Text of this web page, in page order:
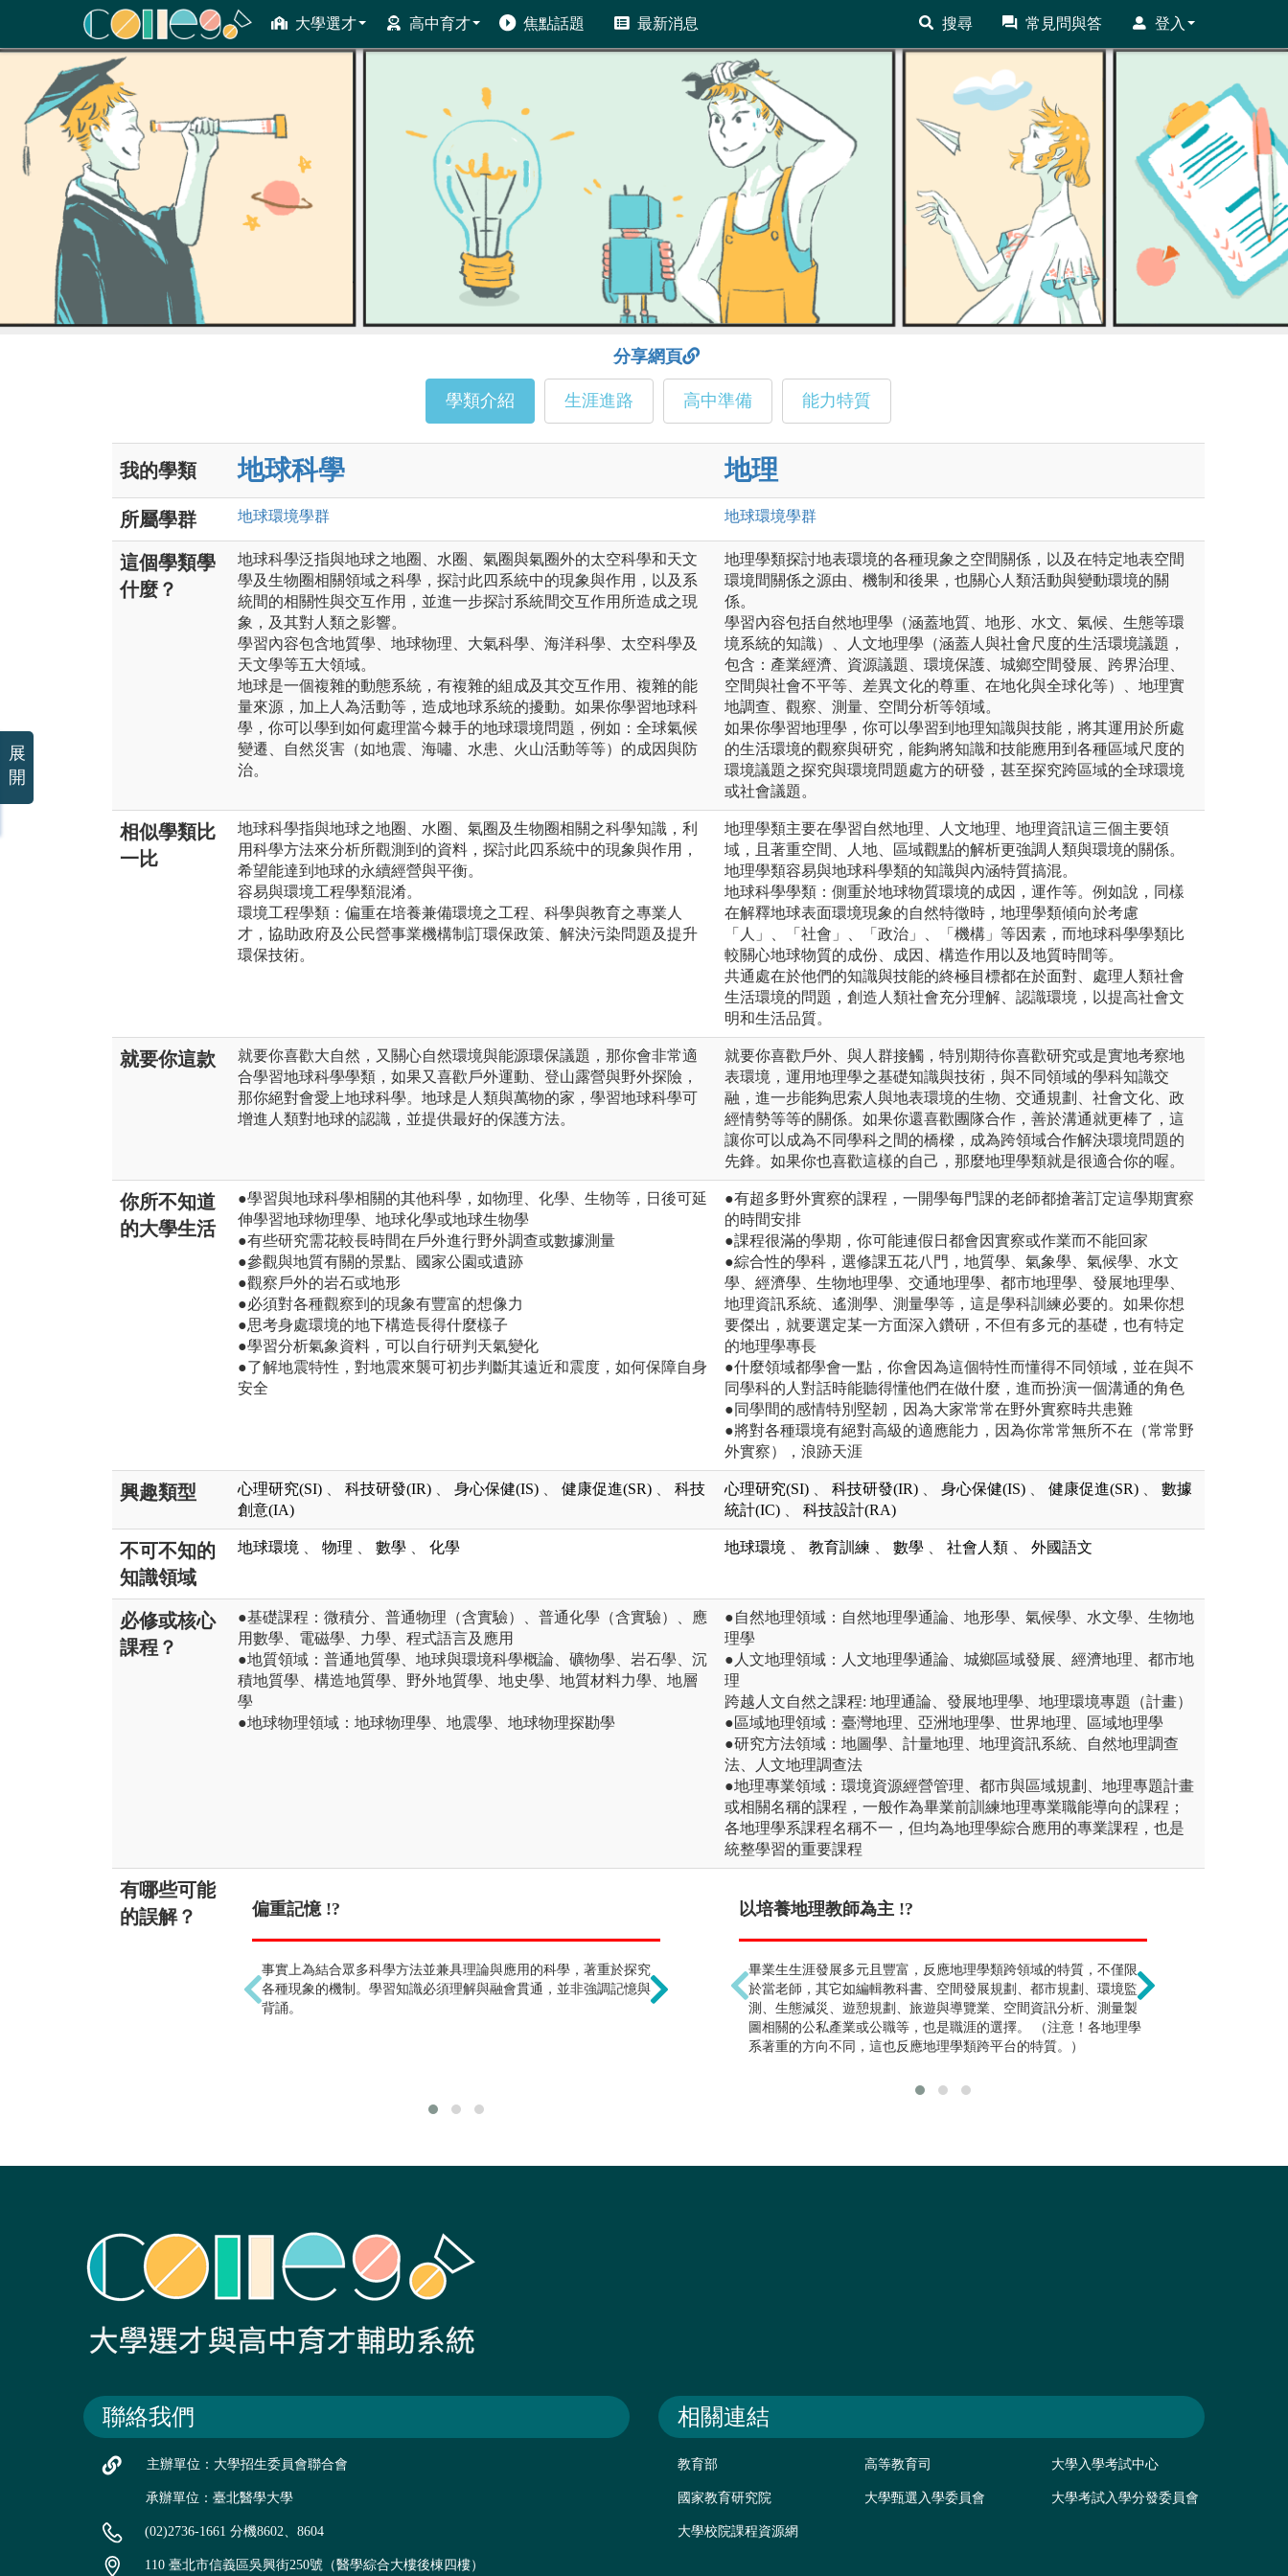
大學選才 高中育才 焦點話題 最新消息 搜尋 常見問與答 登入
ColleGo! 大學選才與高中育才輔助系統
分享網頁
學類介紹 生涯進路 高中準備 能力特質
我的學類 地球科學 地理
所屬學群 地球環境學群 地球環境學群
這個學類學
什麼？
地球科學泛指與地球之地圈、水圈、氣圈與氣圈外的太空科學和天文
學及生物圈相關領域之科學，探討此四系統中的現象與作用，以及系
統間的相關性與交互作用，並進一步探討系統間交互作用所造成之現
象，及其對人類之影響。
學習內容包含地質學、地球物理、大氣科學、海洋科學、太空科學及
天文學等五大領域。
地球是一個複雜的動態系統，有複雜的組成及其交互作用、複雜的能
量來源，加上人為活動等，造成地球系統的擾動。如果你學習地球科
學，你可以學到如何處理當今棘手的地球環境問題，例如：全球氣候
變遷、自然災害（如地震、海嘯、水患、火山活動等等）的成因與防
治。
地理學類探討地表環境的各種現象之空間關係，以及在特定地表空間
環境間關係之源由、機制和後果，也關心人類活動與變動環境的關
係。
學習內容包括自然地理學（涵蓋地質、地形、水文、氣候、生態等環
境系統的知識）、人文地理學（涵蓋人與社會尺度的生活環境議題，
包含：產業經濟、資源議題、環境保護、城鄉空間發展、跨界治理、
空間與社會不平等、差異文化的尊重、在地化與全球化等）、地理實
地調查、觀察、測量、空間分析等領域。
如果你學習地理學，你可以學習到地理知識與技能，將其運用於所處
的生活環境的觀察與研究，能夠將知識和技能應用到各種區域尺度的
環境議題之探究與環境問題處方的研發，甚至探究跨區域的全球環境
或社會議題。
相似學類比
一比
地球科學指與地球之地圈、水圈、氣圈及生物圈相關之科學知識，利
用科學方法來分析所觀測到的資料，探討此四系統中的現象與作用，
希望能達到地球的永續經營與平衡。
容易與環境工程學類混淆。
環境工程學類：偏重在培養兼備環境之工程、科學與教育之專業人
才，協助政府及公民營事業機構制訂環保政策、解決污染問題及提升
環保技術。
地理學類主要在學習自然地理、人文地理、地理資訊這三個主要領
域，且著重空間、人地、區域觀點的解析更強調人類與環境的關係。
地理學類容易與地球科學類的知識與內涵特質搞混。
地球科學學類：側重於地球物質環境的成因，運作等。例如說，同樣
在解釋地球表面環境現象的自然特徵時，地理學類傾向於考慮
「人」、「社會」、「政治」、「機構」等因素，而地球科學學類比
較關心地球物質的成份、成因、構造作用以及地質時間等。
共通處在於他們的知識與技能的終極目標都在於面對、處理人類社會
生活環境的問題，創造人類社會充分理解、認識環境，以提高社會文
明和生活品質。
就要你這款
就要你喜歡大自然，又關心自然環境與能源環保議題，那你會非常適
合學習地球科學學類，如果又喜歡戶外運動、登山露營與野外探險，
那你絕對會愛上地球科學。地球是人類與萬物的家，學習地球科學可
增進人類對地球的認識，並提供最好的保護方法。
就要你喜歡戶外、與人群接觸，特別期待你喜歡研究或是實地考察地
表環境，運用地理學之基礎知識與技術，與不同領域的學科知識交
融，進一步能夠思索人與地表環境的生物、交通規劃、社會文化、政
經情勢等等的關係。如果你還喜歡團隊合作，善於溝通就更棒了，這
讓你可以成為不同學科之間的橋樑，成為跨領域合作解決環境問題的
先鋒。如果你也喜歡這樣的自己，那麼地理學類就是很適合你的喔。
你所不知道
的大學生活
●學習與地球科學相關的其他科學，如物理、化學、生物等，日後可延
伸學習地球物理學、地球化學或地球生物學
●有些研究需花較長時間在戶外進行野外調查或數據測量
●參觀與地質有關的景點、國家公園或遺跡
●觀察戶外的岩石或地形
●必須對各種觀察到的現象有豐富的想像力
●思考身處環境的地下構造長得什麼樣子
●學習分析氣象資料，可以自行研判天氣變化
●了解地震特性，對地震來襲可初步判斷其遠近和震度，如何保障自身
安全
●有超多野外實察的課程，一開學每門課的老師都搶著訂定這學期實察
的時間安排
●課程很滿的學期，你可能連假日都會因實察或作業而不能回家
●綜合性的學科，選修課五花八門，地質學、氣象學、氣候學、水文
學、經濟學、生物地理學、交通地理學、都市地理學、發展地理學、
地理資訊系統、遙測學、測量學等，這是學科訓練必要的。如果你想
要傑出，就要選定某一方面深入鑽研，不但有多元的基礎，也有特定
的地理學專長
●什麼領域都學會一點，你會因為這個特性而懂得不同領域，並在與不
同學科的人對話時能聽得懂他們在做什麼，進而扮演一個溝通的角色
●同學間的感情特別堅韌，因為大家常常在野外實察時共患難
●將對各種環境有絕對高級的適應能力，因為你常常無所不在（常常野
外實察），浪跡天涯
興趣類型 心理研究(SI) 科技研發(IR) 身心保健(IS) 健康促進(SR)
科技
創意(IA)
心理研究(SI) 科技研發(IR) 身心保健(IS) 健康促進(SR)
數據
統計(IC)
科技設計(RA)
不可不知的
知識領域
地球環境 物理 數學 化學 地球環境 教育訓練 數學 社會人類 外國語文
必修或核心
課程？
●基礎課程：微積分、普通物理（含實驗）、普通化學（含實驗）、應
用數學、電磁學、力學、程式語言及應用
●地質領域：普通地質學、地球與環境科學概論、礦物學、岩石學、沉
積地質學、構造地質學、野外地質學、地史學、地質材料力學、地層
學
●地球物理領域：地球物理學、地震學、地球物理探勘學
●自然地理領域：自然地理學通論、地形學、氣候學、水文學、生物地
理學
●人文地理領域：人文地理學通論、城鄉區域發展、經濟地理、都市地
理
跨越人文自然之課程: 地理通論、發展地理學、地理環境專題（計畫）
●區域地理領域：臺灣地理、亞洲地理學、世界地理、區域地理學
●研究方法領域：地圖學、計量地理、地理資訊系統、自然地理調查
法、人文地理調查法
●地理專業領域：環境資源經營管理、都市與區域規劃、地理專題計畫
或相關名稱的課程，一般作為畢業前訓練地理專業職能導向的課程；
各地理學系課程名稱不一，但均為地理學綜合應用的專業課程，也是
統整學習的重要課程
有哪些可能
的誤解？
偏重記憶 !?
事實上為結合眾多科學方法並兼具理論與應用的科學，著重於探究
各種現象的機制。學習知識必須理解與融會貫通，並非強調記憶與
背誦。
野外觀測 !?
野外觀測為地球科學的研究方法之一，尤其近來所發生的自然災
害，若沒有親歷現場很難了解事件的全貌。隨科技的進展和訊號傳
輸技術提昇，已有相當多室內取得資料的方式與室內分析的研究工
作。室內資料分析研究和野外調查工作，可依個人興趣選擇。
因相關科系少，畢業生
工程顧問公司等）皆發
調查所、科博館、中油
估顧問公司等單位合作
以培養地理教師為主 !?
畢業生生涯發展多元且豐富，反應地理學類跨領域的特質，不僅限
於當老師，其它如編輯教科書、空間發展規劃、都市規劃、環境監
測、生態減災、遊憩規劃、旅遊與導覽業、空間資訊分析、測量製
圖相關的公私產業或公職等，也是職涯的選擇。 （注意！各地理學
系著重的方向不同，這也反應地理學類跨平台的特質。）
聯絡我們
主辦單位：大學招生委員會聯合會
承辦單位：臺北醫學大學
(02)2736-1661 分機8602、8604
110 臺北市信義區吳興街250號（醫學綜合大樓後棟四樓）
相關連結
教育部 高等教育司 大學入學考試中心
國家教育研究院 大學甄選入學委員會 大學考試入學分發委員會
大學校院課程資源網
展
開